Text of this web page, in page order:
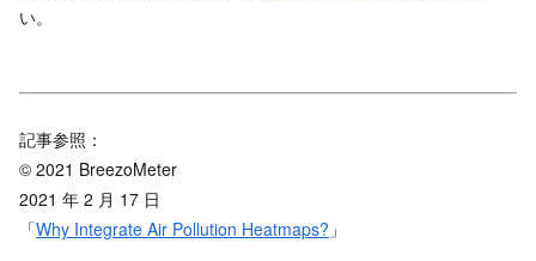
い。
記事参照：
© 2021 BreezoMeter
2021 年 2 月 17 日
「Why Integrate Air Pollution Heatmaps? 」